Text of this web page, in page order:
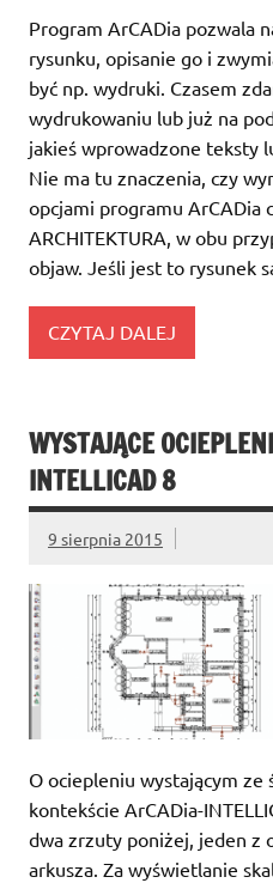
Program ArCADia pozwala
rysunku, opisanie go i
być np. wydruki. Czasem
wydrukowaniu lub już na
jakieś wprowadzone teksty
Nie ma tu znaczenia, czy
opcjami programu ArCADia
ARCHITEKTURA, w obu
objaw. Jeśli jest to rysunek
CZYTAJ DALEJ
WYSTAJĄCE
INTELLICAD 8
9 sierpnia 2015
O ociepleniu wystającym ze
kontekście ArCADia-
dwa zrzuty poniżej, jeden z
arkusza. Za wyświetlanie